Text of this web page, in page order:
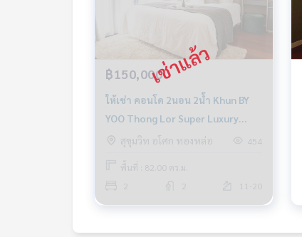
Service You Can Trust
฿150,000
ให้เช่า คอนโด 2นอน 2น้ำ Khun BY
YOO Thong Lor Super Luxury
พร้อมเฟอร์พร้อมอยู่ ใกล้ BTS
สุขุมวิท อโศก ทองหล่อ 454
พื้นที่ : 82.00 ตร.ม.
11-20